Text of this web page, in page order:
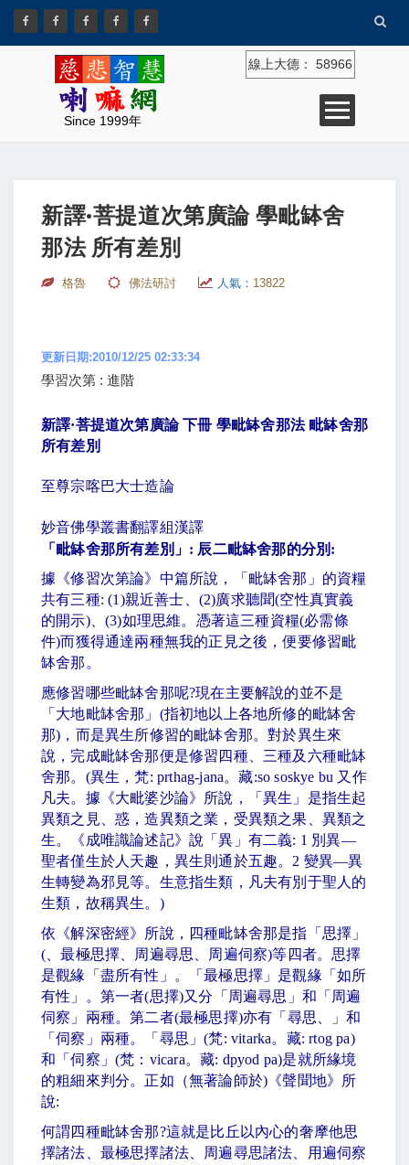
Since 1999年
線上大德： 58966
新譯·菩提道次第廣論 學毗缽舍
那法 所有差別
格魯 佛法研討 人氣： 13822
更新日期:2010/12/25 02:33:34
學習次第 : 進階
新譯·菩提道次第廣論 下冊 學毗缽舍那法 毗缽舍那
所有差別
至尊宗喀巴大士造論
妙音佛學叢書翻譯組漢譯
「毗缽舍那所有差別」 : 辰二毗缽舍那的分別 :
據《修習次第論》中篇所說，「毗缽舍那」的資糧
共有三種: (1)親近善士、 (2)廣求聽聞(空性真實義
的開示)、(3)如理思維。憑著這三種資糧(必需條
件)而獲得通達兩種無我的正見之後，便要修習毗
缽舍那。
應修習哪些毗缽舍那呢?現在主要解說的並不是
「大地毗缽舍那」 (指初地以上各地所修的毗缽舍
那) ，而是異生所修習的毗缽舍那。對於異生來
說，完成毗缽舍那便是修習四種、三種及六種毗缽
舍那。 (異生，梵: prthag-jana。藏:so soskye bu 又作
凡夫。據《大毗婆沙論》所說，「異生」是指生起
異類之見、惑，造異類之業，受異類之果、異類之
生。《成唯識論述記》說「異」有二義: 1 別異—
聖者僅生於人天趣，異生則通於五趣。 2 變異—異
生轉變為邪見等。生意指生類，凡夫有別于聖人的
生類，故稱異生。 )
依《解深密經》所說，四種毗缽舍那是指「思擇」
( 、最極思擇、周遍尋思、周遍伺察)等四者。思擇
是觀緣「盡所有性」。「最極思擇」是觀緣「如所
有性」。第一者(思擇)又分「周遍尋思」和「周遍
伺察」兩種。第二者(最極思擇)亦有「尋思、」和
「伺察」兩種。「尋思」(梵: vitarka。藏: rtog pa)
和「伺察」 (梵： vicara。藏: dpyod pa)是就所緣境
的粗細來判分。正如（無著論師於) 《聲聞地》所
說:
何謂四種毗缽舍那?這就是比丘以內心的奢摩他思
擇諸法、最極思擇諸法、周遍尋思諸法、用遍伺察